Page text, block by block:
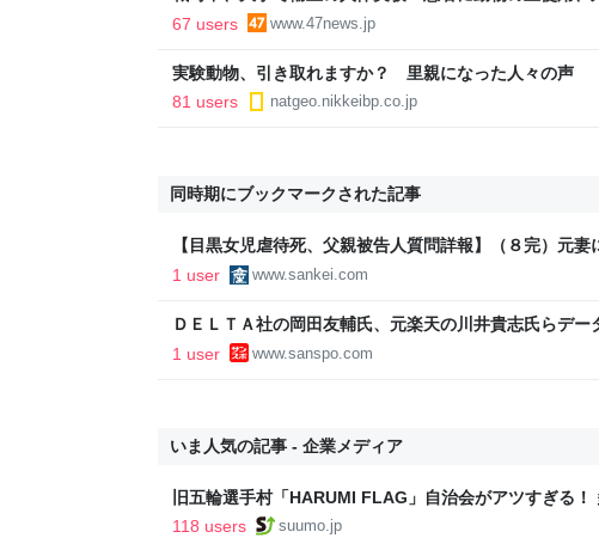
67 users
www.47news.jp
実験動物、引き取れますか？ 里親になった人々の声
81 users
natgeo.nikkeibp.co.jp
同時期にブックマークされた記事
【目黒女児虐待死、父親被告人質問詳報】（８完）元
本当に申し訳ない」 結愛ちゃんには「私が親になろう
（1/8ページ）
1 user www.sankei.com
ＤＥＬＴＡ社の岡田友輔氏、元楽天の川井貴志氏らデー
1 user
www.sanspo.com
いま人気の記事 - 企業メディア
旧五輪選手村「HARUMI FLAG」自治会がアツすぎる！
ルで挑む、盆踊り2万人集客や交通改善など“街の価値
118 users suumo.jp